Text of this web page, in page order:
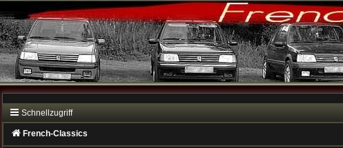
Schnellzugriff
French-Classics